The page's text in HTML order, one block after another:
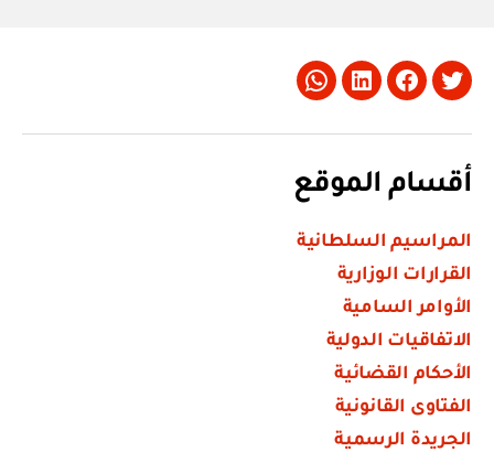
Twitter
Facebook
LinkedIn
Whatsapp
أقسام الموقع
المراسيم السلطانية
القرارات الوزارية
الأوامر السامية
الاتفاقيات الدولية
الأحكام القضائية
الفتاوى القانونية
الجريدة الرسمية